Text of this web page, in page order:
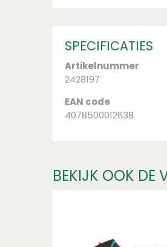
SPECIFICATIES
Artikelnummer
2428197
EAN code
4078500012638
Cashback Gardena
BEKIJK OOK DE